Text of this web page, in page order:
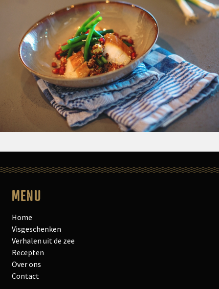
MENU
Home
Visgeschenken
Verhalen uit de zee
Recepten
Over ons
Contact